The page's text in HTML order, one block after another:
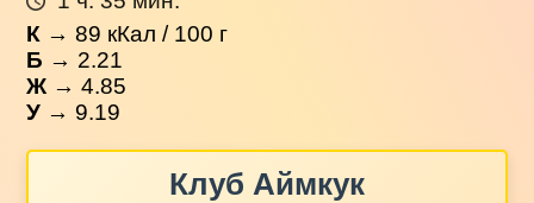
К →89 кКал / 100 г
Б → 2.21
Ж → 4.85
У → 9.19
Клуб Аймкук